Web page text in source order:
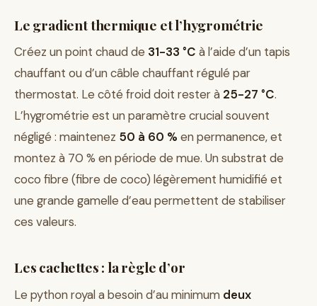
Le gradient thermique et l’hygrométrie
Créez un point chaud de 31-33 °C à l’aide d’un tapis
chauffant ou d’un câble chauffant régulé par
thermostat. Le côté froid doit rester à 25-27 °C.
L’hygrométrie est un paramètre crucial souvent
négligé : maintenez 50 à 60 % en permanence, et
montez à 70 % en période de mue. Un substrat de
coco fibre (fibre de coco) légèrement humidifié et
une grande gamelle d’eau permettent de stabiliser
ces valeurs.
Les cachettes : la règle d’or
Le python royal a besoin d’au minimum deux